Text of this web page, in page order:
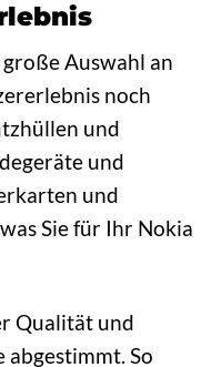
Auswahl an
noch
und
und
und
Sie für Ihr Nokia
Qualität und
So